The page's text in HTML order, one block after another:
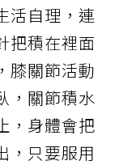
活自理，連
把積在裡面
膝關節活動
，關節積水
，身體會把
，只要服用